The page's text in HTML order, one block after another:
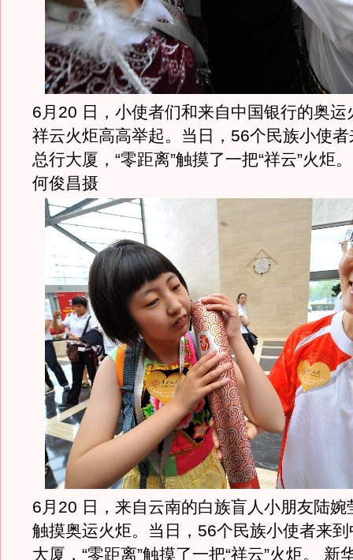
6月20 日，小使者们和来自中国银行的奥运
祥云火炬高高举起。当日，56个民族小使
总行大厦，“零距离”触摸了一把“祥云”火炬
何俊昌摄
6月20 日，来自云南的白族盲人小朋友陆婉
触摸奥运火炬。当日，56个民族小使者来
大厦，“零距离”触摸了一把“祥云”火炬。 新